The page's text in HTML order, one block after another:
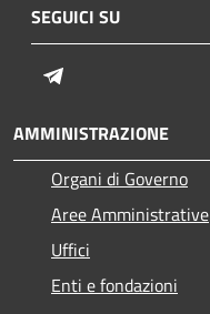
SEGUICI SU
AMMINISTRAZIONE
Organi di Governo
Aree Amministrative
Uffici
Enti e fondazioni